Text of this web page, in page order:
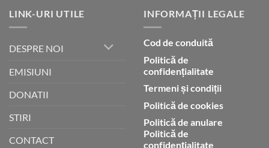
LINK-URI UTILE
DESPRE NOI
EMISIUNI
DONATII
STIRI
CONTACT
INFORMAȚII LEGALE
Cod de conduită
Politică de
confidențialitate
Termeni și condiții
Politică de cookies
Politică de anulare
Politică de
confidențialitate